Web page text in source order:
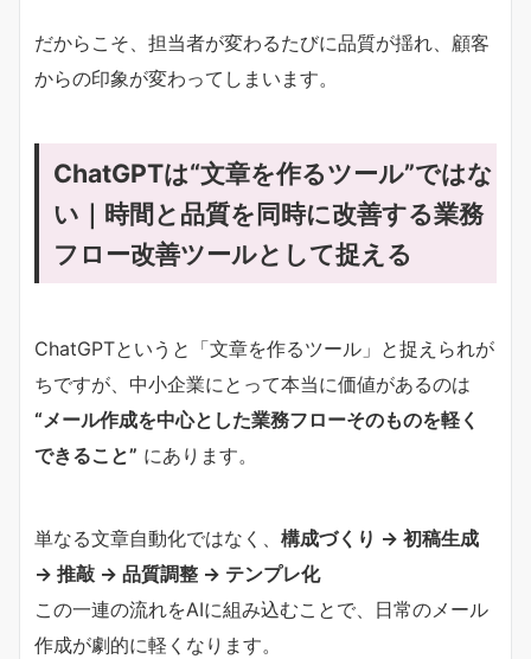
だからこそ、担当者が変わるたびに品質が揺れ、顧客
からの印象が変わってしまいます。
ChatGPTは“文章を作るツール”ではな
い｜時間と品質を同時に改善する業務
フロー改善ツールとして捉える
ChatGPTというと「文章を作るツール」と捉えられが
ちですが、中小企業にとって本当に価値があるのは
“メール作成を中心とした業務フローそのものを軽く
できること” にあります。
単なる文章自動化ではなく、 構成づくり → 初稿生成
→ 推敲 → 品質調整 → テンプレ化
この一連の流れをAIに組み込むことで、日常のメール
作成が劇的に軽くなります。